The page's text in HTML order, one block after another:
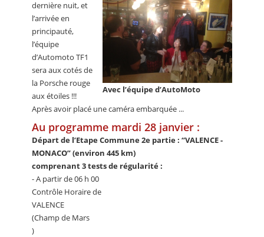
Avec l’équipe d’AutoMoto
dernière nuit, et
l’arrivée en
principauté,
l’équipe
d’Automoto TF1
sera aux cotés de
la Porsche rouge
aux étoiles !!!
Après avoir placé une caméra embarquée ...
Au programme mardi 28 janvier :
Départ de l’Etape Commune 2e partie : “VALENCE -
MONACO” (environ 445 km)
comprenant 3 tests de régularité :
- A partir de 06 h 00
Contrôle Horaire de
VALENCE
(Champ de Mars
)